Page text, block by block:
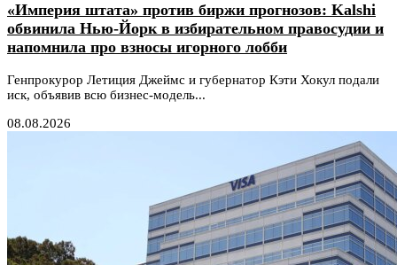
«Империя штата» против биржи прогнозов: Kalshi
обвинила Нью-Йорк в избирательном правосудии и
напомнила про взносы игорного лобби
Генпрокурор Летиция Джеймс и губернатор Кэти Хокул подали
иск, объявив всю бизнес-модель...
08.08.2026